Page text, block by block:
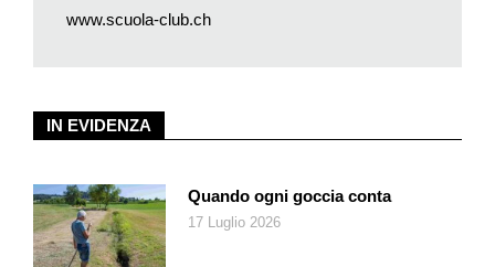
IN EVIDENZA
Quando ogni goccia conta
17 Luglio 2026
www.scuola-club.ch